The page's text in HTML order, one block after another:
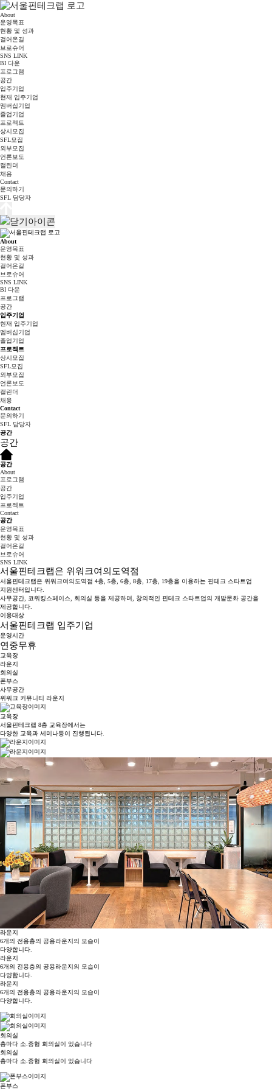
About
운영목표
현황 및 성과
걸어온길
브로슈어
SNS LINK
BI 다운
프로그램
공간
입주기업
현재 입주기업
멤버십기업
졸업기업
프로젝트
상시모집
SFL모집
외부모집
언론보도
캘린더
채용
Contact
문의하기
SFL 담당자
About
운영목표
현황 및 성과
걸어온길
브로슈어
SNS LINK
BI 다운
프로그램
공간
입주기업
현재 입주기업
멤버십기업
졸업기업
프로젝트
상시모집
SFL모집
외부모집
언론보도
캘린더
채용
Contact
문의하기
SFL 담당자
공간
공간
공간
About
프로그램
공간
입주기업
프로젝트
Contact
공간
운영목표
현황 및 성과
걸어온길
브로슈어
SNS LINK
서울핀테크랩은 위워크여의도역점
서울핀테크랩은 위워크여의도역점 4층, 5층, 6층, 8층, 17층, 19층을 이용하는 핀테크 스타트업
지원센터입니다.
사무공간, 코워킹스페이스, 회의실 등을 제공하며, 창의적인 핀테크 스타트업의 개발문화 공간을
제공합니다.
이용대상
서울핀테크랩 입주기업
운영시간
연중무휴
교육장
라운지
회의실
폰부스
사무공간
위워크 커뮤니티 라운지
교육장
서울핀테크랩 8층 교육장에서는
다양한 교육과 세미나등이 진행됩니다.
라운지
6개의 전용층의 공용라운지의 모습이
다양합니다.
라운지
6개의 전용층의 공용라운지의 모습이
다양합니다.
라운지
6개의 전용층의 공용라운지의 모습이
다양합니다.
회의실
층마다 소.중형 회의실이 있습니다
회의실
층마다 소.중형 회의실이 있습니다
폰부스